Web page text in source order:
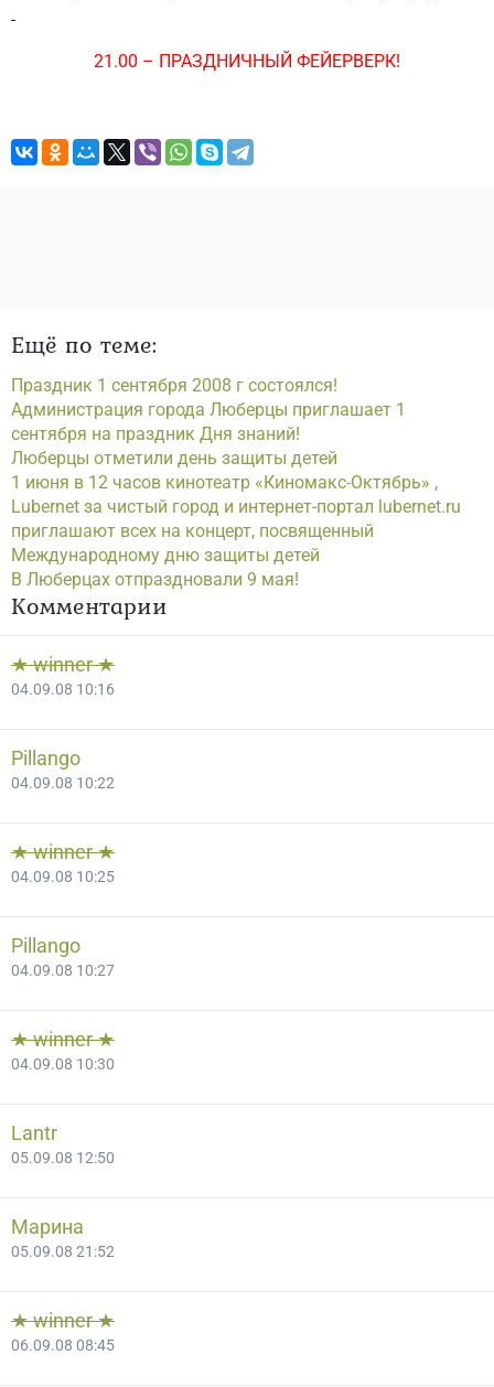
21.00 – ПРАЗДНИЧНЫЙ ФЕЙЕРВЕРК!
Ещё по теме:
Праздник 1 сентября 2008 г состоялся!
Администрация города Люберцы приглашает 1
сентября на праздник Дня знаний!
Люберцы отметили день защиты детей
1 июня в 12 часов кинотеатр «Киномакс-Октябрь» ,
Lubernet за чистый город и интернет-портал lubernet.ru
приглашают всех на концерт, посвященный
Международному дню защиты детей
В Люберцах отпраздновали 9 мая!
Комментарии
★ winner ★
04.09.08 10:16
Pillango
04.09.08 10:22
★ winner ★
04.09.08 10:25
Pillango
04.09.08 10:27
★ winner ★
04.09.08 10:30
Lantr
05.09.08 12:50
Марина
05.09.08 21:52
★ winner ★
06.09.08 08:45